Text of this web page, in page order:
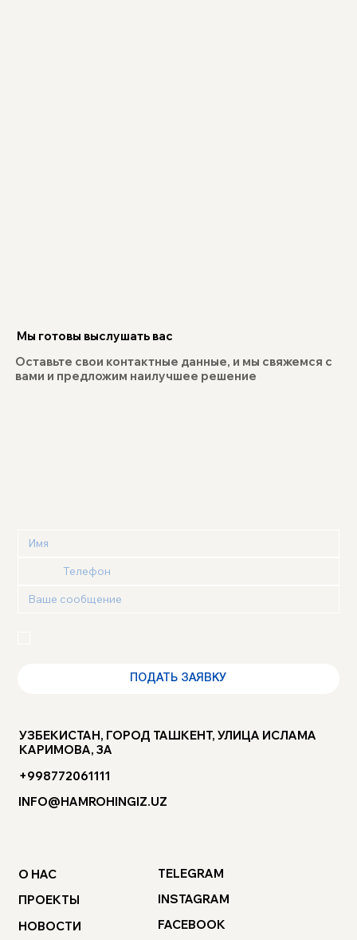
ПОДАТЬ ЗАЯВКУ
Мы готовы выслушать вас
Оставьте свои контактные данные, и мы свяжемся с
вами и предложим наилучшее решение
УЗБЕКИСТАН, ГОРОД ТАШКЕНТ, УЛИЦА ИСЛАМА
КАРИМОВА, 3А
+998772061111
INFO@HAMROHINGIZ.UZ
О НАС
ПРОЕКТЫ
НОВОСТИ
TELEGRAM
INSTAGRAM
FACEBOOK